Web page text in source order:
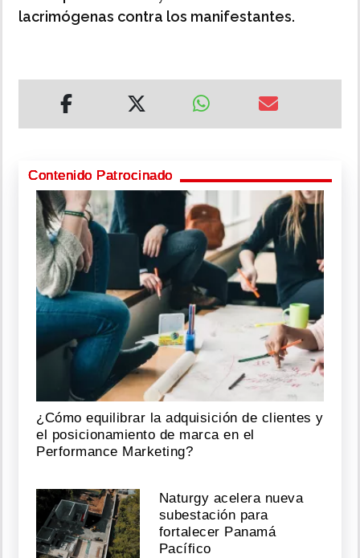
lacrimógenas contra los manifestantes.
Contenido Patrocinado
¿Cómo equilibrar la adquisición de clientes y
el posicionamiento de marca en el
Performance Marketing?
Naturgy acelera nueva
subestación para
fortalecer Panamá
Pacífico